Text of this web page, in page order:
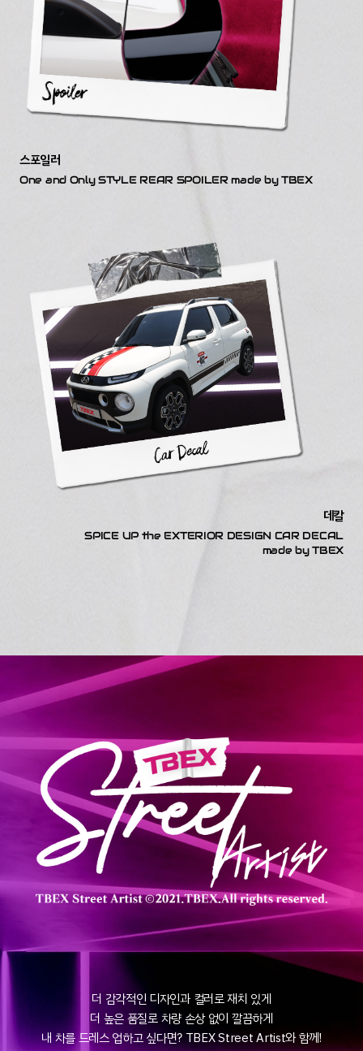
스포일러
One and Only STYLE REAR SPOILER made by TBEX
데칼
SPICE UP the EXTERIOR DESIGN CAR DECAL
made by TBEX
더 감각적인 디자인과 컬러로 재치 있게
더 높은 품질로 차량 손상 없이 깔끔하게
내 차를 드레스 업하고 싶다면? TBEX Street Artist와 함께!